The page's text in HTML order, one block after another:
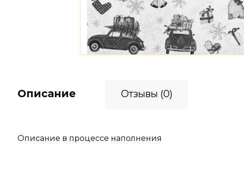
Описание Отзывы (0)
Описание в процессе наполнения